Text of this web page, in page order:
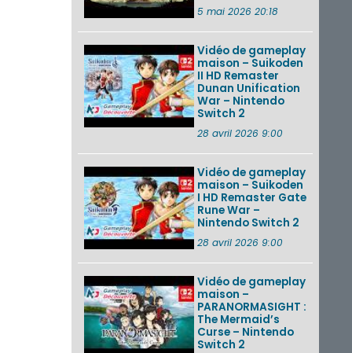
5 mai 2026 20:18
Vidéo de gameplay
maison – Suikoden
II HD Remaster
Dunan Unification
War – Nintendo
Switch 2
28 avril 2026 9:00
Vidéo de gameplay
maison – Suikoden
I HD Remaster Gate
Rune War –
Nintendo Switch 2
28 avril 2026 9:00
Vidéo de gameplay
maison –
PARANORMASIGHT :
The Mermaid’s
Curse – Nintendo
Switch 2